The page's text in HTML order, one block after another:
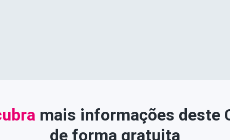
mais informações deste
de forma gratuita